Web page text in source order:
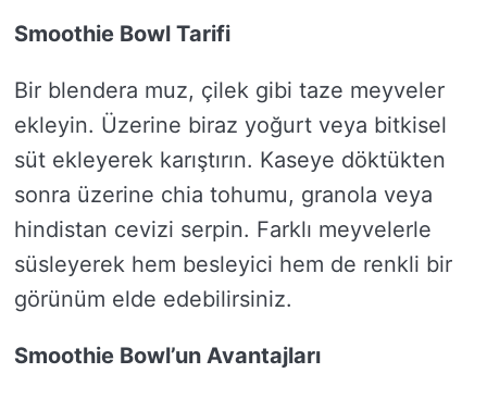
Smoothie Bowl Tarifi
Bir blendera muz, çilek gibi taze meyveler
ekleyin. Üzerine biraz yoğurt veya bitkisel
süt ekleyerek karıştırın. Kaseye döktükten
sonra üzerine chia tohumu, granola veya
hindistan cevizi serpin. Farklı meyvelerle
süsleyerek hem besleyici hem de renkli bir
görünüm elde edebilirsiniz.
Smoothie Bowl’un Avantajları